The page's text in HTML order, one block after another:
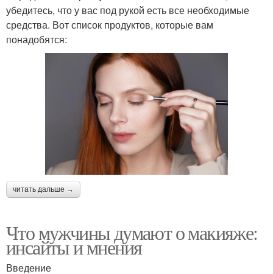
убедитесь, что у вас под рукой есть все необходимые
средства. Вот список продуктов, которые вам
понадобятся:
читать дальше →
Что мужчины думают о макияже:
инсайты и мнения
Введение